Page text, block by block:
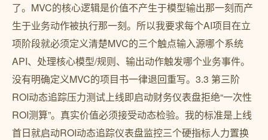
了。MVC的核心逻辑是价值不产生于模型输出那一刻而产
生于业务动作被执行那一刻。所以我要求每个AI项目在立
项阶段就必须定义清楚MVC的三个触点输入源哪个系统
API、处理核心模型/规则、输出动作触发哪个业务事件。
没有明确定义MVC的项目书一律退回重写。3.3 第三阶
ROI动态追踪压力测试上线即启动财务仪表盘拒绝“一次性
ROI测算”。真实价值必须接受动态检验。我的标准是上线
首日就启动ROI动态追踪仪表盘监控三个硬指标人力置换